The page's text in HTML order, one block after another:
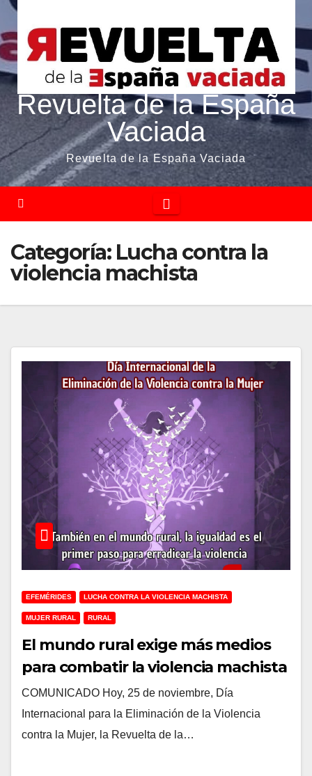
Revuelta de la España
Vaciada
Revuelta de la España Vaciada
Categoría: Lucha contra la
violencia machista
EFEMÉRIDES LUCHA CONTRA LA VIOLENCIA MACHISTA
MUJER RURAL RURAL
El mundo rural exige más medios
para combatir la violencia machista
COMUNICADO Hoy, 25 de noviembre, Día
Internacional para la Eliminación de la Violencia
contra la Mujer, la Revuelta de la…